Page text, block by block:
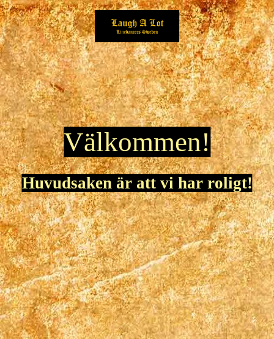
Välkommen!
Huvudsaken är att vi har roligt!